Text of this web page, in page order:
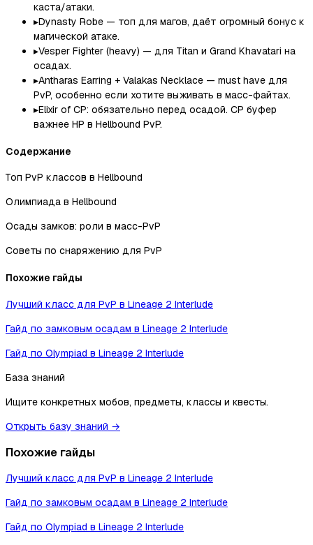
каста/атаки.
▸Dynasty Robe — топ для магов, даёт огромный бонус к
магической атаке.
▸Vesper Fighter (heavy) — для Titan и Grand Khavatari на
осадах.
▸Antharas Earring + Valakas Necklace — must have для
PvP, особенно если хотите выживать в масс-файтах.
▸Elixir of CP: обязательно перед осадой. CP буфер
важнее HP в Hellbound PvP.
Содержание
Топ PvP классов в Hellbound
Олимпиада в Hellbound
Осады замков: роли в масс-PvP
Советы по снаряжению для PvP
Похожие гайды
Лучший класс для PvP в Lineage 2 Interlude
Гайд по замковым осадам в Lineage 2 Interlude
Гайд по Olympiad в Lineage 2 Interlude
База знаний
Ищите конкретных мобов, предметы, классы и квесты.
Открыть базу знаний →
Похожие гайды
Лучший класс для PvP в Lineage 2 Interlude
Гайд по замковым осадам в Lineage 2 Interlude
Гайд по Olympiad в Lineage 2 Interlude